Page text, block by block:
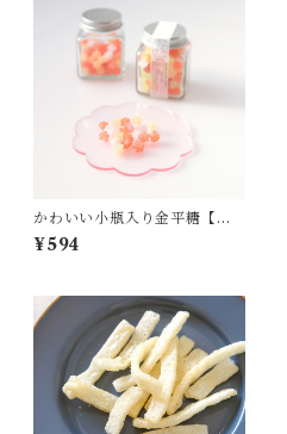
かわいい小瓶入り金平糖【も
みじ】
¥594